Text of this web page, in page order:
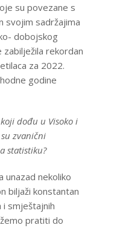
su povezane s
svojim sadržajima
dobojskog
zabilježila rekordan
za 2022.
godine
dođu u Visoko i
zvanični
statistiku?
nekoliko
biljaži konstantan
smještajnih
pratiti do